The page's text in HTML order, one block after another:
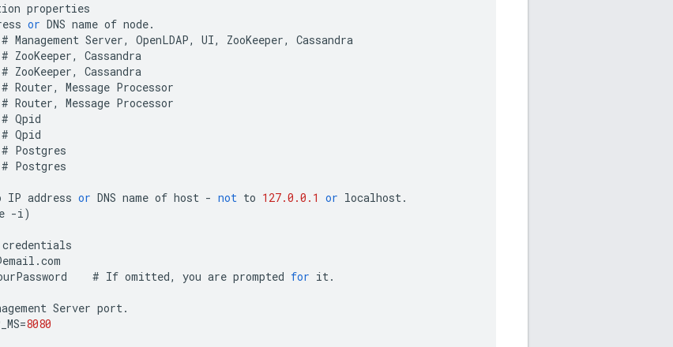
properties
or DNS name of node.
# Management Server, OpenLDAP, UI, ZooKeeper,
Cassandra
# ZooKeeper,
Cassandra
# ZooKeeper,
Cassandra
# Router, Message Processor
# Router, Message Processor
# Qpid
# Qpid
# Postgres
# Postgres
IP address or DNS name of host - not to 127.0.0.1 or localhost.
-i)
credentials
email .com
# If omitted, you are prompted for it.
Server port.
=8080